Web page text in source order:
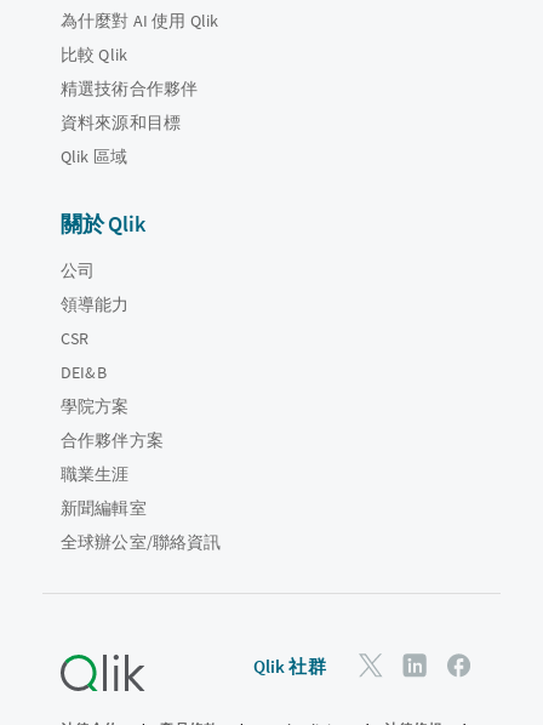
為什麼對 AI 使用 Qlik
比較 Qlik
精選技術合作夥伴
資料來源和目標
Qlik 區域
關於 Qlik
公司
領導能力
CSR
DEI&B
學院方案
合作夥伴方案
職業生涯
新聞編輯室
全球辦公室/聯絡資訊
Qlik 社群